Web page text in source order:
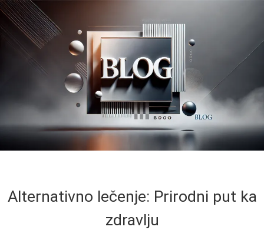
Alternativno lečenje: Prirodni put ka
zdravlju